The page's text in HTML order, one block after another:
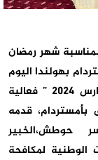
شهر رمضان
بهولندا اليوم
الجمعة 12 رمضان 1445 هجرية,الموافق 22 مارس 2024 ” فعالية
بأمستردام، قدمه
حوطش،الخبير
لمكافحة